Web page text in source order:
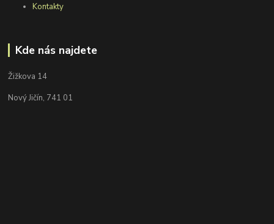
Kontakty
Kde nás najdete
Žižkova 14
Nový Jičín, 741 01